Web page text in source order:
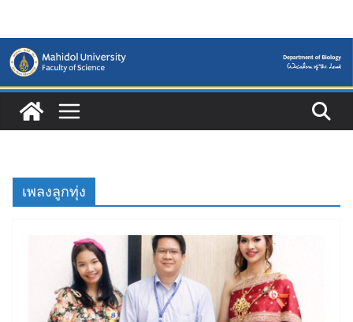
content
เพลงลูกทุ่ง